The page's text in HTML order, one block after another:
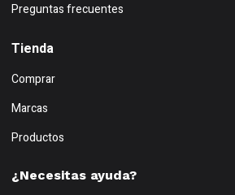
Preguntas frecuentes
Tienda
Comprar
Marcas
Productos
¿Necesitas ayuda?